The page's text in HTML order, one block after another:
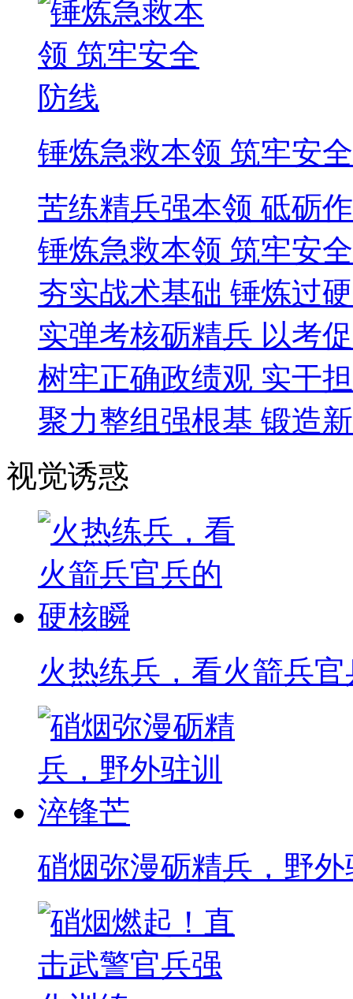
锤炼急救本领 筑牢安
苦练精兵强本领 砥砺
锤炼急救本领 筑牢安
夯实战术基础 锤炼过
实弹考核砺精兵 以考
树牢正确政绩观 实干
聚力整组强根基 锻造
视觉诱惑
火热练兵，看火箭兵
硝烟弥漫砺精兵，野